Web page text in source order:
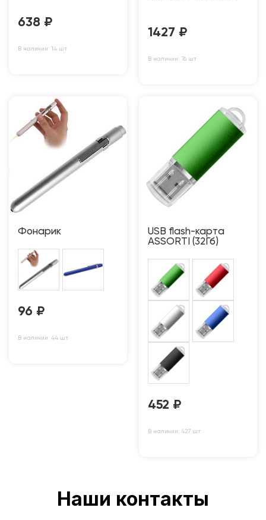
638 ₽
В наличии: 14 шт
1427 ₽
В наличии: 76 шт
Фонарик
96 ₽
В наличии: 44 шт
USB flash-карта
ASSORTI (32Гб)
452 ₽
В наличии: 427 шт
Наши контакты